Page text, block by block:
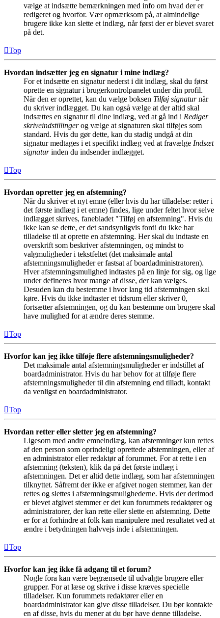
vælge at indsætte bemærkningen med info om hvad der er
redigeret og hvorfor. Vær opmærksom på, at almindelige
brugere ikke kan slette et indlæg, når først der er blevet svaret
på det.
Top
Hvordan indsætter jeg en signatur i mine indlæg?
For et indsætte en signatur nederst i dit indlæg, skal du først
oprette en signatur i brugerkontrolpanelet under din profil.
Når den er oprettet, kan du vælge boksen Tilføj signaturnår
du skriver indlægget. Du kan også vælge at der altid skal
indsættes en signatur til dine indlæg, ved at gå ind i Rediger
skriveindstillingerog vælge at signaturen skal tilføjes som
standard. Hvis du gør dette, kan du stadig undgå at din
signatur medtages i et specifikt indlæg ved at fravælge Indsæt
signaturinden du indsender indlægget.
Top
Hvordan opretter jeg en afstemning?
Når du skriver et nyt emne (eller hvis du har tilladelse: retter i
det første indlæg i et emne) findes, lige under feltet hvor selve
indlægget skrives, fanebladet "Tilføj en afstemning". Hvis du
ikke kan se dette, er det sandsynligvis fordi du ikke har
tilladelse til at oprette en afstemning. Her skal du indtaste en
overskrift som beskriver afstemningen, og mindst to
valgmuligheder i tekstfeltet (det maksimale antal
afstemningsmuligheder er fastsat af boardadministratoren).
Hver afstemningsmulighed indtastes på en linje for sig, og lige
under defineres hvor mange af disse, der kan vælges.
Desuden kan du bestemme i hvor lang tid afstemningen skal
køre. Hvis du ikke indtaster et tidsrum eller skriver 0,
fortsætter afstemningen, og du kan bestemme om brugere skal
have mulighed for at ændre deres stemme.
Top
Hvorfor kan jeg ikke tilføje flere afstemningsmuligheder?
Det maksimale antal afstemningsmuligheder er indstillet af
boardadministrator. Hvis du har behov for at tilføje flere
afstemningsmuligheder til din afstemning end tilladt, kontakt
da venligst en boardadministrator.
Top
Hvordan retter eller sletter jeg en afstemning?
Ligesom med andre emneindlæg, kan afstemninger kun rettes
af den person som oprindeligt oprettede afstemningen, eller af
en administrator eller redaktør af forummet. For at rette i en
afstemning (teksten), klik da på det første indlæg i
afstemningen. Det er altid dette indlæg, som har afstemningen
tilknyttet. Såfremt der ikke er afgivet nogen stemmer, kan der
rettes og slettes i afstemningsmulighederne. Hvis der derimod
er blevet afgivet stemmer er det kun forummets redaktører og
administratorer, der kan rette eller slette en afstemning. Dette
er for at forhindre at folk kan manipulere med resultatet ved at
ændre i betydningen halvvejs inde i afstemningen.
Top
Hvorfor kan jeg ikke få adgang til et forum?
Nogle fora kan være begrænsede til udvalgte brugere eller
grupper. For at læse og skrive i disse kræves specielle
tilladelser. Kun forummets redaktører eller en
boardadministrator kan give disse tilladelser. Du bør kontakte
en af disse, hvis du mener at du bør have denne tilladelse.